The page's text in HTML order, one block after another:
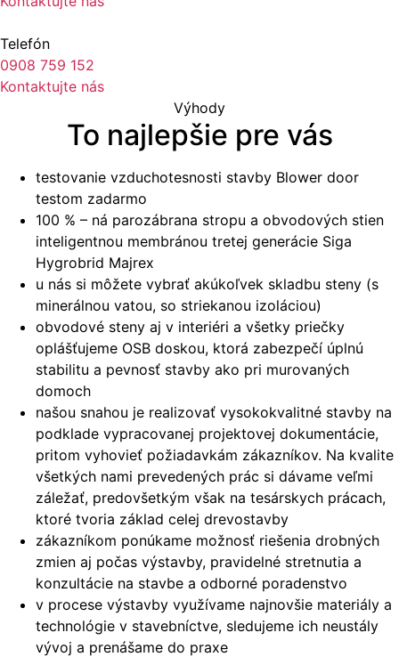
Telefón
0908 759 152
Kontaktujte nás
Výhody
To najlepšie pre vás
testovanie vzduchotesnosti stavby Blower door
testom zadarmo
100 % – ná parozábrana stropu a obvodových stien
inteligentnou membránou tretej generácie Siga
Hygrobrid Majrex
u nás si môžete vybrať akúkoľvek skladbu steny (s
minerálnou vatou, so striekanou izoláciou)
obvodové steny aj v interiéri a všetky priečky
oplášťujeme OSB doskou, ktorá zabezpečí úplnú
stabilitu a pevnosť stavby ako pri murovaných
domoch
našou snahou je realizovať vysokokvalitné stavby na
podklade vypracovanej projektovej dokumentácie,
pritom vyhovieť požiadavkám zákazníkov. Na kvalite
všetkých nami prevedených prác si dávame veľmi
záležať, predovšetkým však na tesárskych prácach,
ktoré tvoria základ celej drevostavby
zákazníkom ponúkame možnosť riešenia drobných
zmien aj počas výstavby, pravidelné stretnutia a
konzultácie na stavbe a odborné poradenstvo
v procese výstavby využívame najnovšie materiály a
technológie v stavebníctve, sledujeme ich neustály
vývoj a prenášame do praxe